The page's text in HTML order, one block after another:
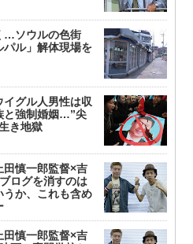
…ソウルの色街
パル」解体現場を
イグル人男性は収
と強制婚姻…”尖
き地獄
田慎一郎監督×吉
ログを消すのは
うか、これも含め
田慎一郎監督×吉